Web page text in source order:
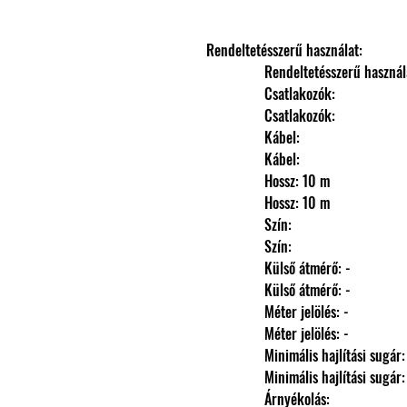
Rendeltetésszerű használat:
Rendeltetésszerű
                Csatlakozók:
                Csatlakozók:
                Kábel:
                Kábel:
                Hossz: 10 m
                Hossz: 10 m
                Szín:
                Szín:
                Külső átmérő: -
                Külső átmérő: -
                Méter jelölés: -
                Méter jelölés: -
Minimális hajlítási
Minimális hajlítási
                Árnyékolás: